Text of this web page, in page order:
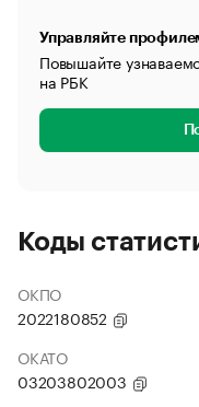
Управляйте
Повышайте
на РБК
Коды
ОКПО
2022180852
ОКАТО
03203802003